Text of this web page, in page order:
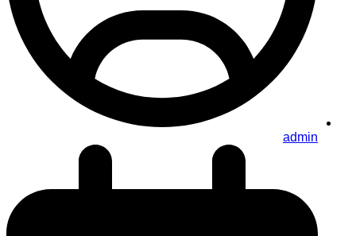
admin